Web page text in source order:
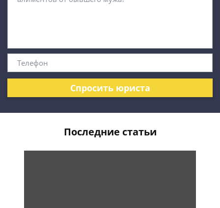
Спросить юриста
Последние статьи